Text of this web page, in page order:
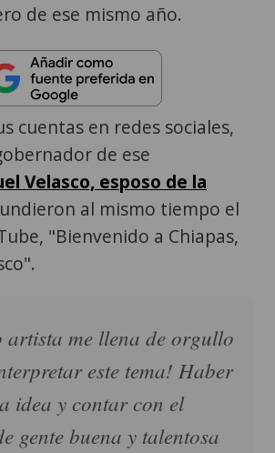
de ese mismo año.
cuentas en redes sociales,
de ese
Velasco, esposo de la
al mismo tiempo el
"Bienvenido a Chiapas,
artista me llena de orgullo
este tema! Haber
idea y contar con el
gente buena y talentosa